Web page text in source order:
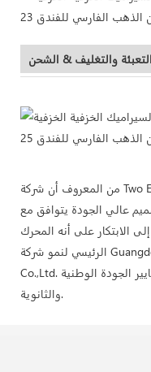
التعبئة والتغليف & الشحن
عالي الجودة يتوافق مع
الابتكار على أنه المحرك
الرئيسي لنمو شركة Guangdong Hosen Two Eight Ceramics
Co.,Ltd. تصميم عالي الجودة يتوافق مع معايير الجودة الوطنية
والثانوية.